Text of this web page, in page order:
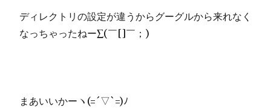
ディレクトリの設定が違うからグーグルから来れなく
なっちゃったねー∑(￣[]￣；)
まあいいかーヽ(=´▽`=)ﾉ